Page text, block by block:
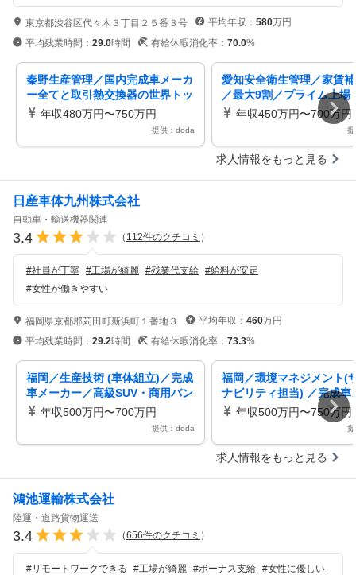
東京都渋谷区代々木３丁目２５番３号 平均年収： 580万円
平均残業時間： 29.0時間 有給休暇消化率： 70.0%
秦野生産管理／国内完成車メーカ
ー全てと取引熱交換器の世界トッ
プ級シェア残業23時間・土日休
年収480万円〜750万円
提供：doda
愛知安全衛生管理／家賃
／最大9割／プライム上場
車向け熱交換器のトップ
年収450万円〜700万円
求人情報をもっと見る
日産車体九州株式会社
自動車・輸送機器関連
3.4 （ 112件のクチコミ ）
#社員が丁寧 #工場が綺麗 #残業代支給 #給料が安定
#女性が働きやすい
福岡県京都郡苅田町新浜町１番地３ 平均年収： 460万円
平均残業時間： 29.2時間 有給休暇消化率： 73.3%
福岡／生産技術 (車体組立)／完成
車メーカー／高級SUV・商用バン
を生産する国内唯一の拠点
年収500万円〜700万円
提供：doda
福岡／環境マネジメント(
ナビリティ担当) ／完成車
ー／エルグランド等の高
年収500万円〜750万円
求人情報をもっと見る
鴻池運輸株式会社
陸運・道路貨物運送
3.4 （656件のクチコミ ）
#リモートワークできる #工場が綺麗 #ボーナス支給 #女性に優しい